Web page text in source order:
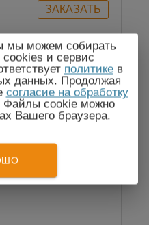
мы можем собирать
и сервис
политике в
данных. Продолжая
согласие на обработку
Файлы cookie можно
Вашего браузера.